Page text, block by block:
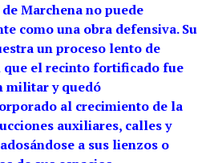
Marchena no puede
como una obra defensiva. Su
un proceso lento de
el recinto fortificado fue
militar y quedó
al crecimiento de la
auxiliares, calles y
a sus lienzos o